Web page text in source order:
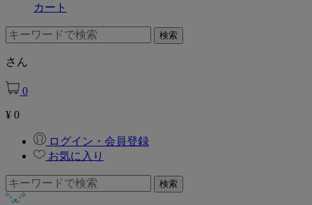
カート
さん
0
¥ 0
ログイン・会員登録
お気に入り